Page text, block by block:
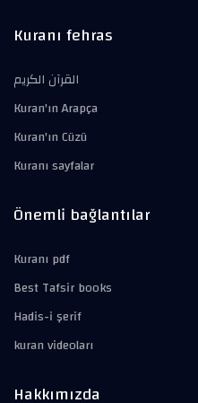
Kuranı fehras
القرآن الكريم
Kuran'ın Arapça
Kuran'ın Cüzü
Kuranı sayfalar
Önemli bağlantılar
Kuranı pdf
Best Tafsir books
Hadis-i şerif
kuran videoları
Hakkımızda